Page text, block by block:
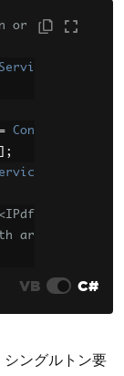
or
Con
];
ar
VB C#
ングルトン要